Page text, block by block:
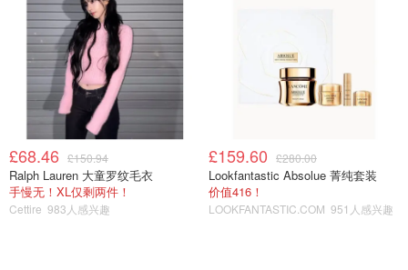
£68.46 £150.94
Ralph Lauren 大童罗纹毛衣
手慢无！XL仅剩两件！
Cettire 983人感兴趣
£159.60 £280.00
Lookfantastic Absolue 菁纯套装
价值416！
LOOKFANTASTIC.COM 951人感兴趣